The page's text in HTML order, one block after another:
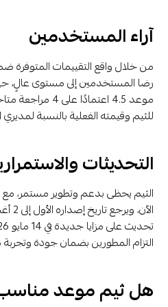
آراء المستخدمين
من خلال واقع التقييمات المتوفرة
رضا المستخدمين إلى مستوى عالٍ،
موعد 4.5 اعتمادًا
للثيم وقيمته الفعلية بالنسبة
التحديثات
التزام المطورين بضمان جودة
هل ثيم موعد